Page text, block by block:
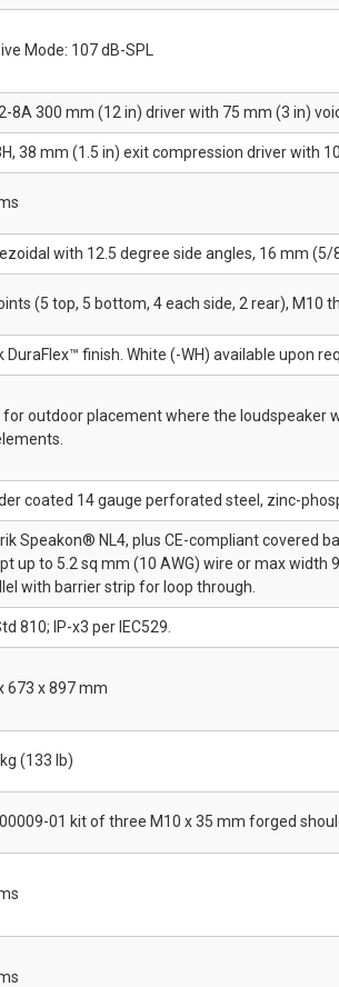
Mode: 107 dB-SPL
8A 300 mm (12 in) driver with 75 mm (3 in)
38 mm (1.5 in) exit compression driver with
with 12.5 degree side angles, 16 mm (5/
(5 top, 5 bottom, 4 each side, 2 rear), M10
DuraFlex™ finish. White (-WH) available upon
for outdoor placement where the loudspeaker
coated 14 gauge perforated steel, zinc-
Speakon® NL4, plus CE-compliant covered
up to 5.2 sq mm (10 AWG) wire or max width
with barrier strip for loop through.
810; IP-x3 per IEC529.
673 x 897 mm
(133 lb)
01 kit of three M10 x 35 mm forged